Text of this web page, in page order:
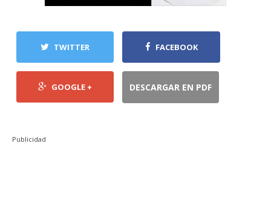
TWITTER FACEBOOK
GOOGLE + DESCARGAR EN PDF
Publicidad